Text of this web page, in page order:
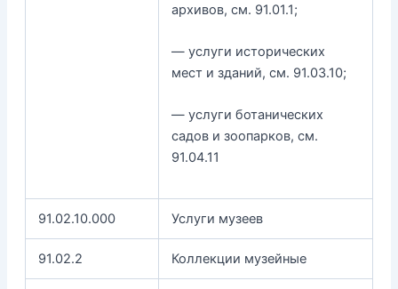
архивов, см. 91.01.1;
— услуги исторических
мест и зданий, см. 91.03.10;
— услуги ботанических
садов и зоопарков, см.
91.04.11
91.02.10.000 Услуги музеев
91.02.2 Коллекции музейные